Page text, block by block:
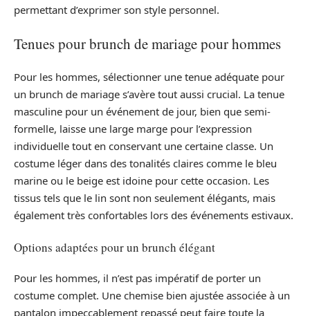
permettant d’exprimer son style personnel.
Tenues pour brunch de mariage pour hommes
Pour les hommes, sélectionner une tenue adéquate pour
un brunch de mariage s’avère tout aussi crucial. La tenue
masculine pour un événement de jour, bien que semi-
formelle, laisse une large marge pour l’expression
individuelle tout en conservant une certaine classe. Un
costume léger dans des tonalités claires comme le bleu
marine ou le beige est idoine pour cette occasion. Les
tissus tels que le lin sont non seulement élégants, mais
également très confortables lors des événements estivaux.
Options adaptées pour un brunch élégant
Pour les hommes, il n’est pas impératif de porter un
costume complet. Une chemise bien ajustée associée à un
pantalon impeccablement repassé peut faire toute la